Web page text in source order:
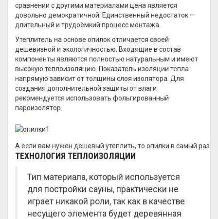
сравнении с другими материалами цена является
довольно демократичной. Единственный недостаток —
длительный и трудоёмкий процесс монтажа.
Утеплитель на основе опилок отличается своей
дешевизной и экологичностью. Входящие в состав
компоненты являются полностью натуральным и имеют
высокую теплоизоляцию. Показатель изоляции тепла
напрямую зависит от толщины слоя изолятора. Для
создания дополнительной защиты от влаги
рекомендуется использовать фольгированный
пароизолятор.
А если вам нужен дешевый утеплить, то опилки в самый раз
ТЕХНОЛОГИЯ ТЕПЛОИЗОЛЯЦИИ
Тип материала, который используется
для постройки сауны, практически не
играет никакой роли, так как в качестве
несущего элемента будет деревянная